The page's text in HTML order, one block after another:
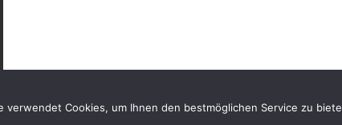
verwendet Cookies, um Ihnen den bestmöglichen Service zu